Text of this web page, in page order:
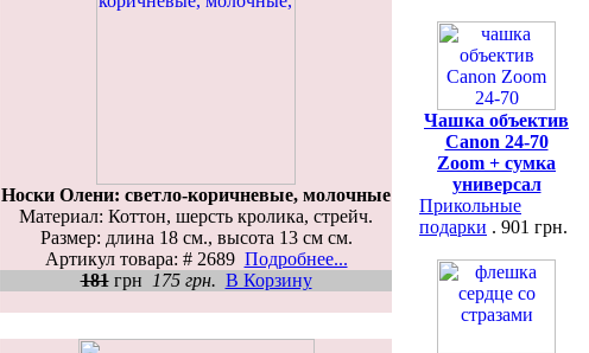
Носки Олени: светло-коричневые, молочные
Материал: Коттон, шерсть кролика, стрейч.
Размер: длина 18 см., высота 13 см см.
Артикул товара: # 2689 Подробнее...
181грн 175 грн. В Корзину
Чашка объектив
Canon 24-70
Zoom + сумка
универсал
Прикольные
подарки . 901 грн.